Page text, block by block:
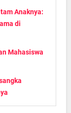
Anaknya:
di
Mahasiswa